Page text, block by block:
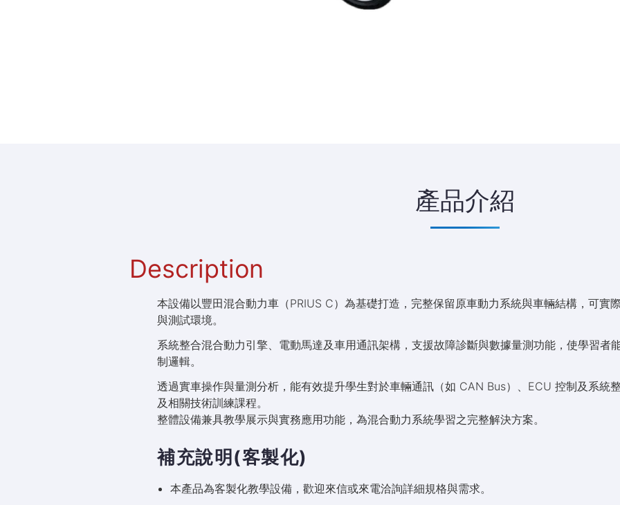
產品介紹
Description
本設備以豐田混合動力車（PRIUS C）為基礎打造，完整保留原車動力系統與車輛結構，可實
與測試環境。
系統整合混合動力引擎、電動馬達及車用通訊架構，支援故障診斷與數據量測功能，使學習者
制邏輯。
透過實車操作與量測分析，能有效提升學生對於車輛通訊（如 CAN Bus）、ECU 控制及系統
及相關技術訓練課程。
整體設備兼具教學展示與實務應用功能，為混合動力系統學習之完整解決方案。
補充說明(客製化)
本產品為客製化教學設備，歡迎來信或來電洽詢詳細規格與需求。